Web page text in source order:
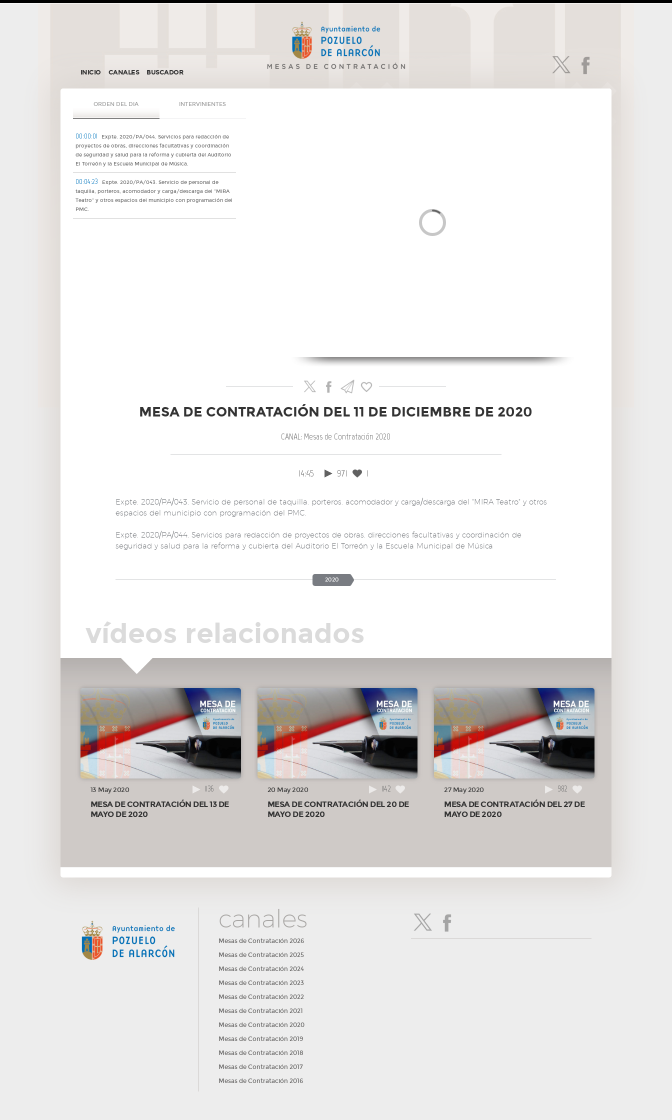
INICIO CANALES BUSCADOR
ORDEN DEL DIA INTERVINIENTES
00:00:01
Expte. 2020/PA/044. Servicios para redacción de
proyectos de obras, direcciones facultativas y coordinación
de seguridad y salud para la reforma y cubierta del Auditorio
El Torreón y la Escuela Municipal de Música.
00:04:23
Expte. 2020/PA/043. Servicio de personal de
taquilla, porteros, acomodador y carga/descarga del "MIRA
Teatro" y otros espacios del municipio con programación del
PMC.
MESA DE CONTRATACIÓN DEL 11 DE DICIEMBRE DE 2020
CANAL: Mesas de Contratación 2020
14:45 971 1
Expte. 2020/PA/043. Servicio de personal de taquilla, porteros, acomodador y carga/descarga del "MIRA Teatro" y otros
espacios del municipio con programación del PMC.
Expte. 2020/PA/044. Servicios para redacción de proyectos de obras, direcciones facultativas y coordinación de
seguridad y salud para la reforma y cubierta del Auditorio El Torreón y la Escuela Municipal de Música
2020
vídeos relacionados
13 May 2020 1136
MESA DE CONTRATACIÓN DEL 13 DE
MAYO DE 2020
20 May 2020 1142
MESA DE CONTRATACIÓN DEL 20 DE
MAYO DE 2020
27 May 2020 982
MESA DE CONTRATACIÓN DEL 27 DE
MAYO DE 2020
canales
Mesas de Contratación 2026
Mesas de Contratación 2025
Mesas de Contratación 2024
Mesas de Contratación 2023
Mesas de Contratación 2022
Mesas de Contratación 2021
Mesas de Contratación 2020
Mesas de Contratación 2019
Mesas de Contratación 2018
Mesas de Contratación 2017
Mesas de Contratación 2016